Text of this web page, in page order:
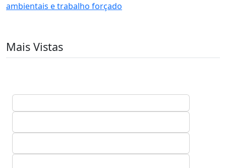
ambientais e trabalho forçado
Mais Vistas